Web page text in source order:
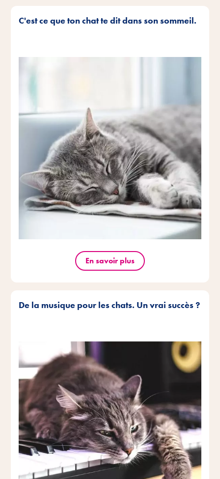
C'est ce que ton chat te dit dans son sommeil.
En savoir plus
De la musique pour les chats. Un vrai succès ?